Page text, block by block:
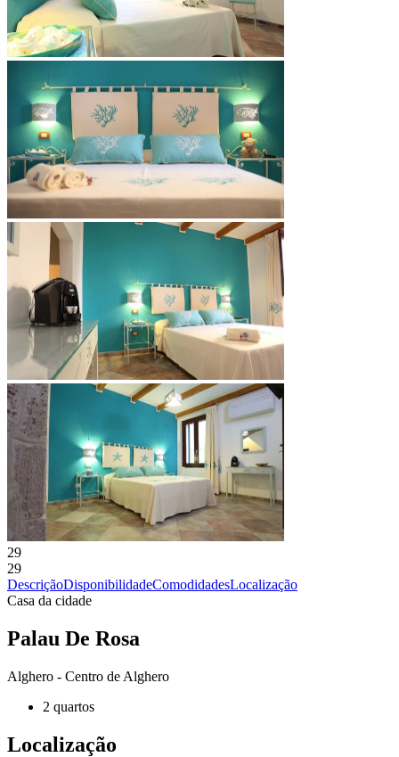
29
29
DescriçãoDisponibilidadeComodidadesLocalização
Casa da cidade
Palau De Rosa
Alghero - Centro de Alghero
2 quartos
Localização